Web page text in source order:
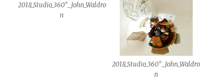
2018_Studio_360°_John_Waldro
n
2018_Studio_360°_John_Waldro
n